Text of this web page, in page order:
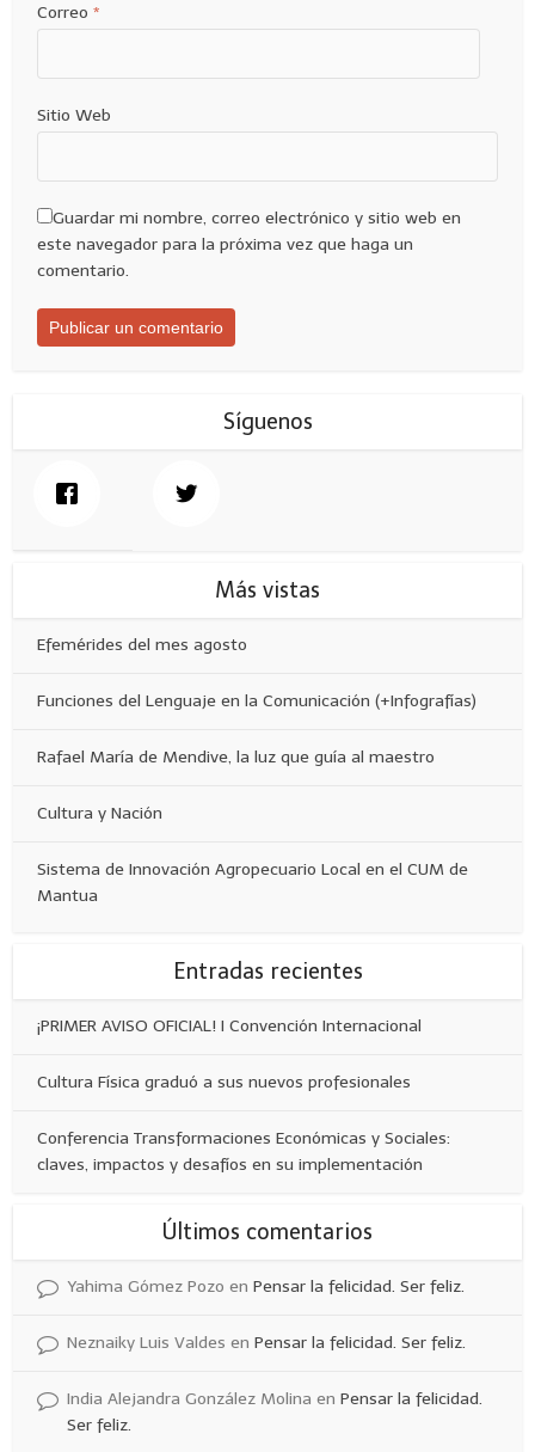
Correo *
Sitio Web
Guardar mi nombre, correo electrónico y sitio web en
este navegador para la próxima vez que haga un
comentario.
Síguenos
Más vistas
Efemérides del mes agosto
Funciones del Lenguaje en la Comunicación (+Infografías)
Rafael María de Mendive, la luz que guía al maestro
Cultura y Nación
Sistema de Innovación Agropecuario Local en el CUM de
Mantua
Entradas recientes
¡PRIMER AVISO OFICIAL! I Convención Internacional
Cultura Física graduó a sus nuevos profesionales
Conferencia Transformaciones Económicas y Sociales:
claves, impactos y desafíos en su implementación
Últimos comentarios
Yahima Gómez Pozo enPensar la felicidad. Ser feliz.
Neznaiky Luis Valdes enPensar la felicidad. Ser feliz.
India Alejandra González Molina enPensar la felicidad.
Ser feliz.